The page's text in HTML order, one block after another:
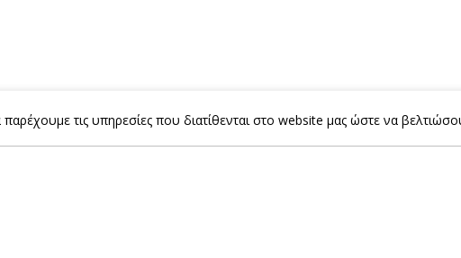
τις υπηρεσίες που διατίθενται στο website μας ώστε να